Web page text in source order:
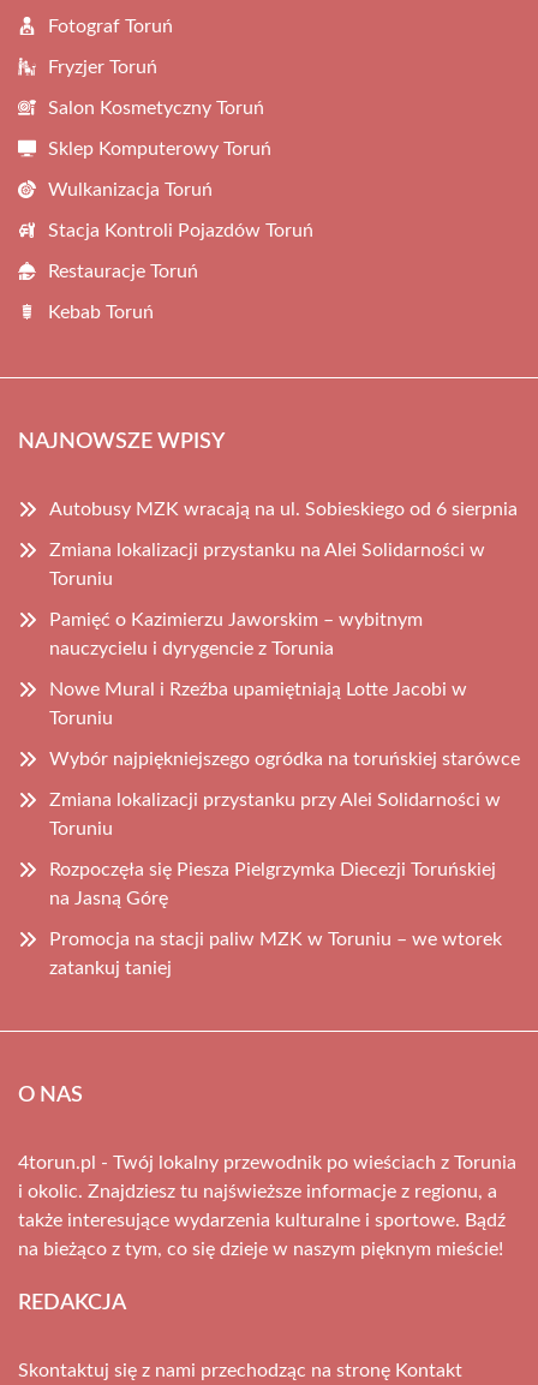
Fotograf Toruń
Fryzjer Toruń
Salon Kosmetyczny Toruń
Sklep Komputerowy Toruń
Wulkanizacja Toruń
Stacja Kontroli Pojazdów Toruń
Restauracje Toruń
Kebab Toruń
NAJNOWSZE WPISY
Autobusy MZK wracają na ul. Sobieskiego od 6 sierpnia
Zmiana lokalizacji przystanku na Alei Solidarności w
Toruniu
Pamięć o Kazimierzu Jaworskim – wybitnym
nauczycielu i dyrygencie z Torunia
Nowe Mural i Rzeźba upamiętniają Lotte Jacobi w
Toruniu
Wybór najpiękniejszego ogródka na toruńskiej starówce
Zmiana lokalizacji przystanku przy Alei Solidarności w
Toruniu
Rozpoczęła się Piesza Pielgrzymka Diecezji Toruńskiej
na Jasną Górę
Promocja na stacji paliw MZK w Toruniu – we wtorek
zatankuj taniej
O NAS
4torun.pl - Twój lokalny przewodnik po wieściach z Torunia
i okolic. Znajdziesz tu najświeższe informacje z regionu, a
także interesujące wydarzenia kulturalne i sportowe. Bądź
na bieżąco z tym, co się dzieje w naszym pięknym mieście!
REDAKCJA
Skontaktuj się z nami przechodząc na stronę Kontakt